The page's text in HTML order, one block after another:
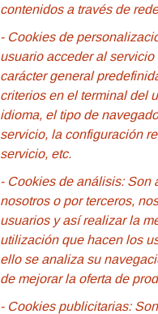
contenidos a través de
- Cookies de
usuario acceder al
carácter general
criterios en el terminal del
idioma, el tipo de
servicio, la configuración
servicio, etc.
- Cookies de análisis: Son
nosotros o por terceros,
usuarios y así realizar la
utilización que hacen los
ello se analiza su
de mejorar la oferta de
- Cookies publicitarias: